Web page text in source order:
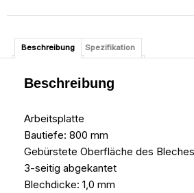
Beschreibung Spezifikation
Beschreibung
Arbeitsplatte
Bautiefe: 800 mm
Gebürstete Oberfläche des Bleches
3-seitig abgekantet
Blechdicke: 1,0 mm